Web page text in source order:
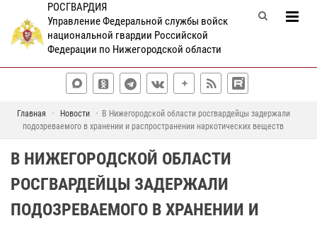
РОСГВАРДИЯ
Управление Федеральной службы войск
национальной гвардии Российской
Федерации по Нижегородской области
Главная Новости
В Нижегородской области росгвардейцы задержали
подозреваемого в хранении и распространении наркотических веществ
В НИЖЕГОРОДСКОЙ ОБЛАСТИ
РОСГВАРДЕЙЦЫ ЗАДЕРЖАЛИ
ПОДОЗРЕВАЕМОГО В ХРАНЕНИИ И